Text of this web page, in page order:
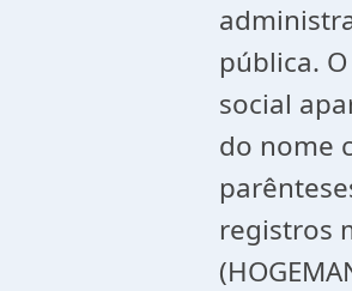
pública.
social
do nome
registros